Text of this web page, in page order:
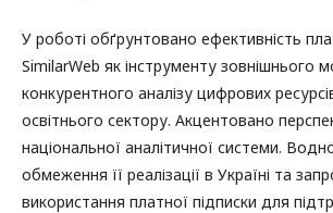
У роботі обґрунтовано ефективність
SimilarWeb як інструменту зовнішнього
конкурентного аналізу цифрових
освітнього сектору. Акцентовано
національної аналітичної системи.
обмеження її реалізації в Україні та
використання платної підписки для